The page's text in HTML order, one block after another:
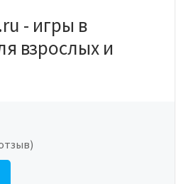
- игры в
взрослых и